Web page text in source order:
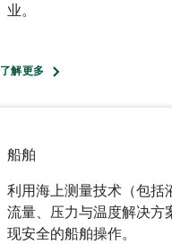
业。​
了解更多
船舶​
利用海上测量技术（包括
流量、压力与温度解决方
现安全的船舶操作。​